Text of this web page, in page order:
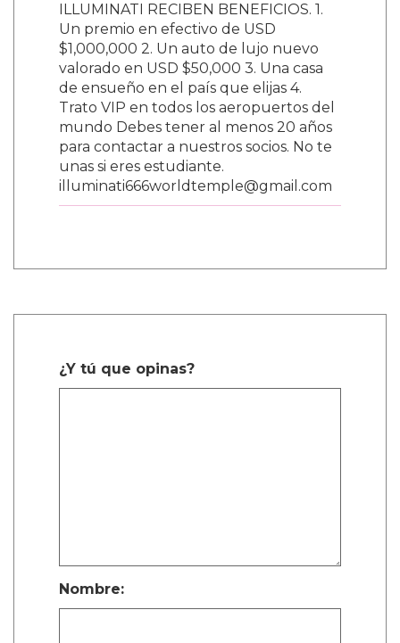
ILLUMINATI RECIBEN BENEFICIOS. 1.
Un premio en efectivo de USD
$1,000,000 2. Un auto de lujo nuevo
valorado en USD $50,000 3. Una casa
de ensueño en el país que elijas 4.
Trato VIP en todos los aeropuertos del
mundo Debes tener al menos 20 años
para contactar a nuestros socios. No te
unas si eres estudiante.
illuminati666worldtemple@gmail.com
¿Y tú que opinas?
Nombre: